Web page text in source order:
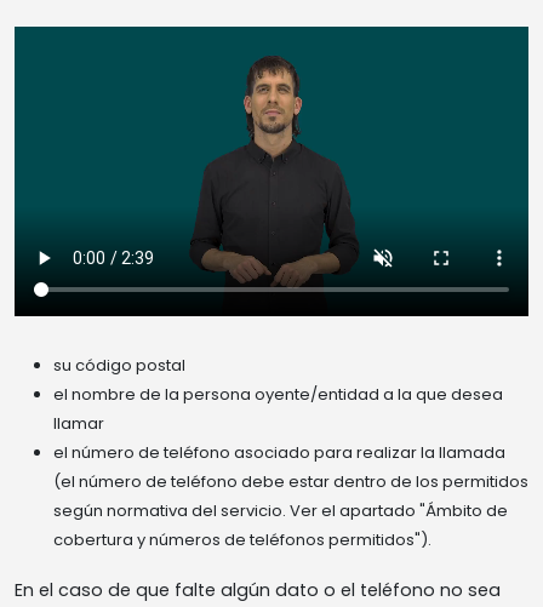
su código postal
el nombre de la persona oyente/entidad a la que desea
llamar
el número de teléfono asociado para realizar la llamada
(el número de teléfono debe estar dentro de los permitidos
según normativa del servicio. Ver el apartado "Ámbito de
cobertura y números de teléfonos permitidos").
En el caso de que falte algún dato o el teléfono no sea